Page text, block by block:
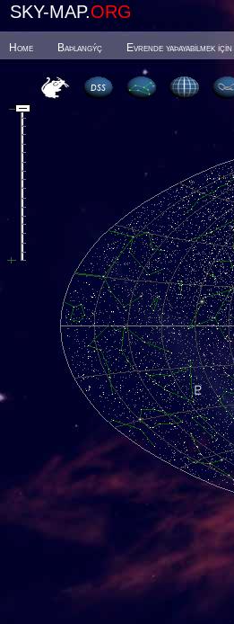
SKY-MAP.ORG
Home Baþlangýç Evrende yaþayabilmek için